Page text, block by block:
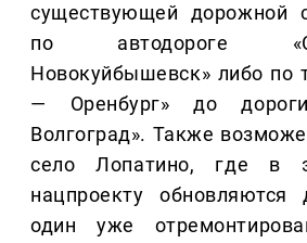
существующей дорожной
по автодороге
Новокуйбышевск» либо по
— Оренбург» до
Волгоград». Также
село Лопатино, где в
нацпроекту
один уже